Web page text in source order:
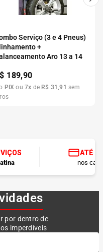
Serviço (3 e 4 Pneus)
+
Aro 13 a 14
189,90
PIX ou7x de R$ 31 ,91 sem
ATÉ
nos
por dentro de
imperdíveis